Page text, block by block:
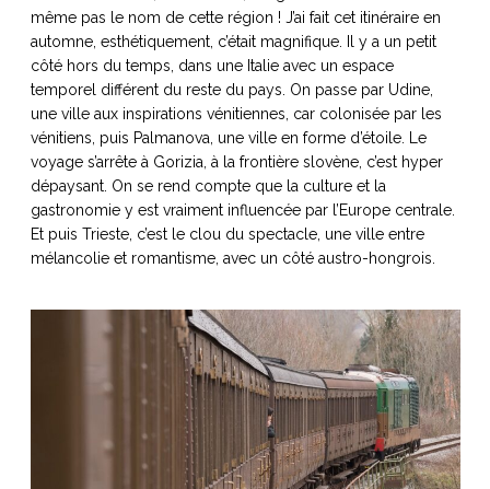
même pas le nom de cette région ! J’ai fait cet itinéraire en
automne, esthétiquement, c’était magnifique. Il y a un petit
côté hors du temps, dans une Italie avec un espace
temporel différent du reste du pays. On passe par Udine,
une ville aux inspirations vénitiennes, car colonisée par les
vénitiens, puis Palmanova, une ville en forme d’étoile. Le
voyage s’arrête à Gorizia, à la frontière slovène, c’est hyper
dépaysant. On se rend compte que la culture et la
gastronomie y est vraiment influencée par l’Europe centrale.
Et puis Trieste, c’est le clou du spectacle, une ville entre
mélancolie et romantisme, avec un côté austro-hongrois.